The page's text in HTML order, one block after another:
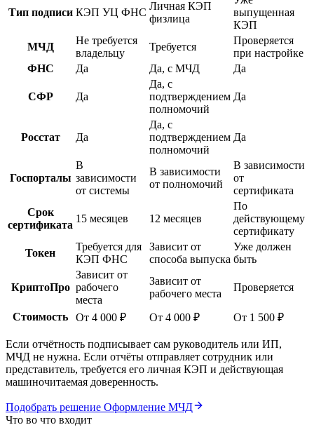
Тип подписи КЭП УЦ ФНС
Личная КЭП
физлица
выпущенная
КЭП
МЧД
Не требуется
владельцу
Требуется
Проверяется
при настройке
ФНС
Да Да, с МЧД Да
СФР Да
Да, с
подтверждением
полномочий
Да
Росстат Да
Да, с
подтверждением
полномочий
Да
Госпорталы
В
зависимости
от системы
В зависимости
от полномочий
В зависимости
от
сертификата
Срок
сертификата
15 месяцев 12 месяцев
По
действующему
сертификату
Токен
Требуется для
КЭП ФНС
Зависит от
способа выпуска
Уже должен
быть
КриптоПро
Зависит от
рабочего
места
Зависит от
рабочего места
Проверяется
Стоимость От 4 000 ₽ От 4 000 ₽ От 1 500 ₽
Если отчётность подписывает сам руководитель или ИП,
МЧД не нужна. Если отчёты отправляет сотрудник или
представитель, требуется его личная КЭП и действующая
машиночитаемая доверенность.
Подобрать решение Оформление МЧД
Что во что входит